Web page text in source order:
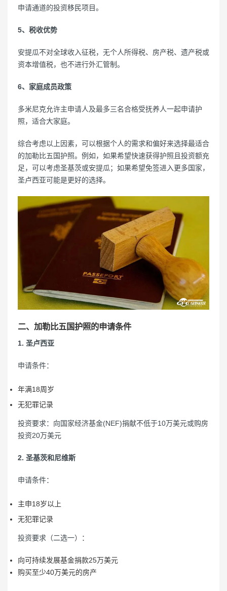
申请通道的投资移民项目。
5、税收优势
安提瓜不对全球收入征税，无个人所得税、房产税、遗产税或
资本增值税，也不进行外汇管制。
6、家庭成员政策
多米尼克允许主申请人及最多三名合格受抚养人一起申请护
照，适合大家庭。
综合考虑以上因素，可以根据个人的需求和偏好来选择最适合
的加勒比五国护照。例如，如果希望快速获得护照且投资额充
足，可以考虑圣基茨或安提瓜；如果希望免签进入更多国家，
圣卢西亚可能是更好的选择。
二、加勒比五国护照的申请条件
1. 圣卢西亚
申请条件：
年满18周岁
无犯罪记录
投资要求：向国家经济基金(NEF)捐献不低于10万美元或购房
投资20万美元
2. 圣基茨和尼维斯
申请条件：
主申18岁以上
无犯罪记录
投资要求（二选一）：
向可持续发展基金捐款25万美元
购买至少40万美元的房产